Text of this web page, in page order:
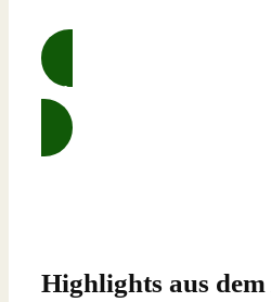
Alle Ausgaben und
Highlights aus